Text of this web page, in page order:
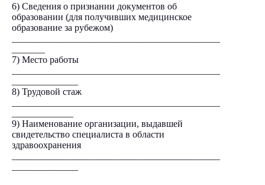
6) Сведения о признании документов об
образовании (для получивших медицинское
образование за рубежом)
7) Место работы
8) Трудовой стаж
9) Наименование организации, выдавшей
свидетельство специалиста в области
здравоохранения